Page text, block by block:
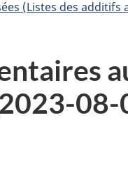
(Listes des
08-